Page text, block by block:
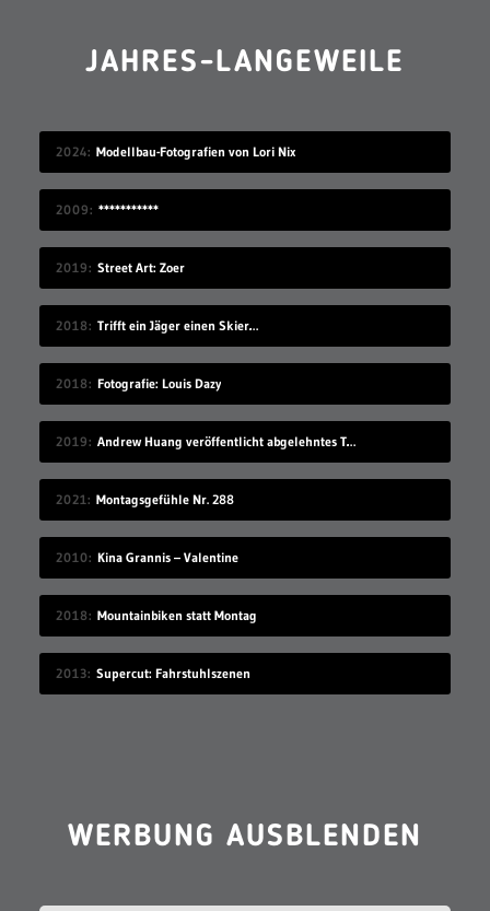
JAHRES-LANGEWEILE
2024 Modellbau-Fotografien von Lori Nix
2009 ***********
2019 Street Art: Zoer
2018 Trifft ein Jäger einen Skier…
2018 Fotografie: Louis Dazy
2019 Andrew Huang veröffentlicht abgelehntes TV-Konzept einfach auf YouTube
2021 Montagsgefühle Nr. 288
2010 Kina Grannis – Valentine
2018 Mountainbiken statt Montag
2013 Supercut: Fahrstuhlszenen
WERBUNG AUSBLENDEN